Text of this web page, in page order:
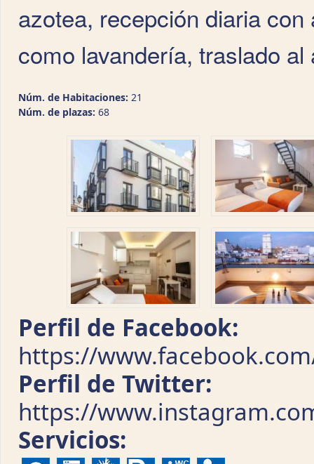
azotea, recepción diaria
como lavandería, traslado
Núm. de Habitaciones: 21
Núm. de plazas: 68
Perfil de Facebook:
https://
Perfil de Twitter:
https://
Servicios: